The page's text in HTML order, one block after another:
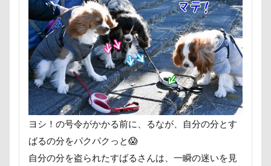
ヨシ！の号令がかかる前に、るなが、自分の分とす
ばるの分をパクパクっと😱
自分の分を盗られたすばるさんは、一瞬の迷いを見
リックくん
ロマニくん ワル顔
ワクチン接種
ロールクッション
ロープウェイ ロープ
ローアングル撮影
ロンくん ロッテちゃん
ロックハート城
ロックオン ロゴ
ロウバイ園
レヴォーグ
レディくん レジーナ
リッチェル
マロンちゃん
ムムちゃん モコちゃｎ
モコち
モカくん
メンテナンス メレンゲの気持ち
メリーゴーラウンド
ミレーちゃん
ミレちゃん ミルクちゃん